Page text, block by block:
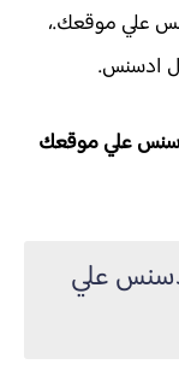
علي موقعك.،
ادسنس.
علي موقعك
علي